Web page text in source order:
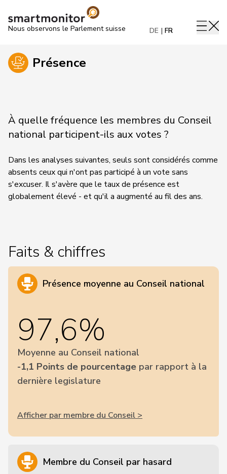
Nous observons le Parlement suisse DE FR
Présence
À quelle fréquence les membres du Conseil
national participent-ils aux votes ?
Dans les analyses suivantes, seuls sont considérés comme
absents ceux qui n'ont pas participé à un vote sans
s'excuser. Il s'avère que le taux de présence est
globalement élevé - et qu'il a augmenté au fil des ans.
Faits & chiffres
Présence moyenne au Conseil national
97,6%
Moyenne au Conseil national
-1,1 Points de pourcentage par rapport à la
dernière legislature
Afficher par membre du Conseil >
Membre du Conseil par hasard